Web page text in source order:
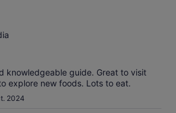
knowledgeable guide. Great to visit
explore new foods. Lots to eat.
2024